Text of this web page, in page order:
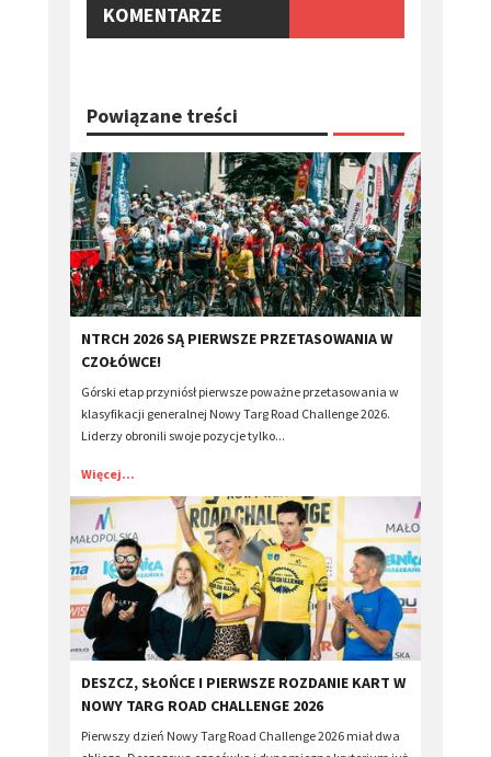
KOMENTARZE
Powiązane treści
NTRCH 2026 SĄ PIERWSZE PRZETASOWANIA W
CZOŁÓWCE!
Górski etap przyniósł pierwsze poważne przetasowania w
klasyfikacji generalnej Nowy Targ Road Challenge 2026.
Liderzy obronili swoje pozycje tylko...
Więcej...
DESZCZ, SŁOŃCE I PIERWSZE ROZDANIE KART W
NOWY TARG ROAD CHALLENGE 2026
Pierwszy dzień Nowy Targ Road Challenge 2026 miał dwa